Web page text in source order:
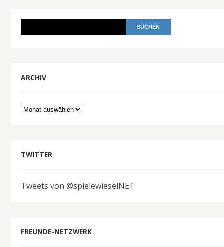
ARCHIV
Archiv
TWITTER
Tweets von @spielewieselNET
FREUNDE-NETZWERK